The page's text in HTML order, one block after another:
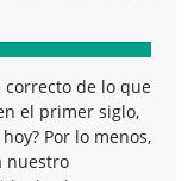
correcto de lo que
el primer siglo,
Por lo menos,
nuestro